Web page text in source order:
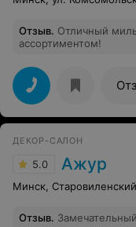
Отзыв. Отличный
ассортиментом!
ДЕКОР-САЛОН
5.0 Ажур
Минск,
Отзыв.